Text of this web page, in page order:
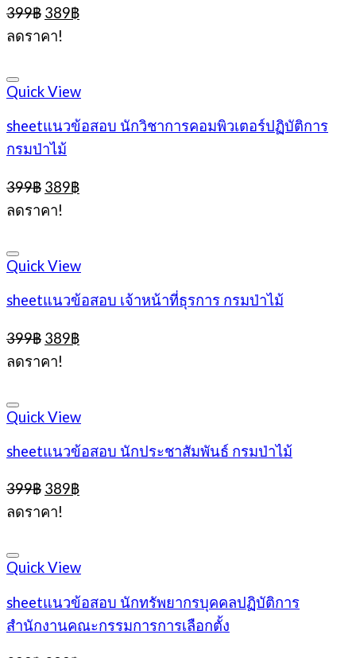
399฿ Original
price
was:
389฿Current
ลดราคา!
Quick View
sheetแนวข้อสอบ นักวิชาการคอมพิวเตอร์ปฏิบัติการ
กรมป่าไม้
399฿ Original
price
was:
389฿Current
ลดราคา!
Quick View
sheetแนวข้อสอบ เจ้าหน้าที่ธุรการ กรมป่าไม้
399฿ Original
price
was:
389฿Current
ลดราคา!
Quick View
sheetแนวข้อสอบ นักประชาสัมพันธ์ กรมป่าไม้
399฿ Original
price
was:
389฿Current
ลดราคา!
Quick View
sheetแนวข้อสอบ นักทรัพยากรบุคคลปฏิบัติการ
สำนักงานคณะกรรมการการเลือกตั้ง